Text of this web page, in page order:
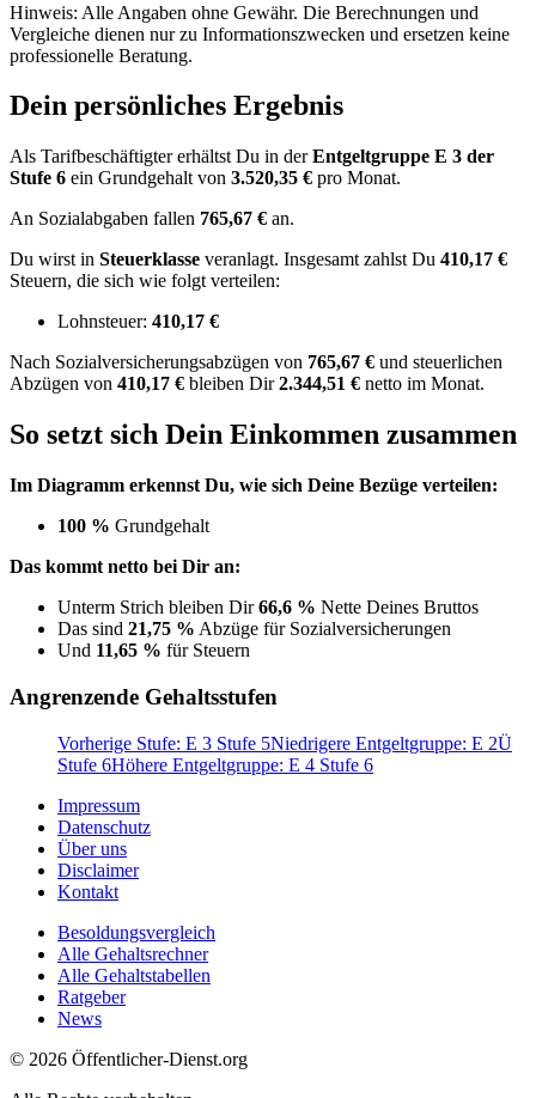
Hinweis: Alle Angaben ohne Gewähr. Die Berechnungen und
Vergleiche dienen nur zu Informationszwecken und ersetzen keine
professionelle Beratung.
Dein persönliches Ergebnis
Als Tarifbeschäftigter erhältst Du in derEntgeltgruppe E 3 der
Stufe 6 ein Grundgehalt von 3.520,35 € pro Monat.
An Sozialabgaben fallen 765,67 € an.
Du wirst in Steuerklasse veranlagt. Insgesamt zahlst Du 410,17 €
Steuern, die sich wie folgt verteilen:
Lohnsteuer: 410,17 €
Nach Sozialversicherungsabzügen von 765,67 € und steuerlichen
Abzügen von 410,17 € bleiben Dir2.344,51 € netto im Monat.
So setzt sich Dein Einkommen zusammen
Im Diagramm erkennst Du, wie sich Deine Bezüge verteilen:
100 % Grundgehalt
Das kommt netto bei Dir an:
Unterm Strich bleiben Dir66,6 % Nette Deines Bruttos
Das sind 21,75 % Abzüge für Sozialversicherungen
Und 11,65 % für Steuern
Angrenzende Gehaltsstufen
Vorherige Stufe: E 3 Stufe 5Niedrigere Entgeltgruppe: E 2Ü
Stufe 6Höhere Entgeltgruppe: E 4 Stufe 6
Impressum
Datenschutz
Über uns
Disclaimer
Kontakt
Besoldungsvergleich
Alle Gehaltsrechner
Alle Gehaltstabellen
Ratgeber
News
© 2026 Öffentlicher-Dienst.org